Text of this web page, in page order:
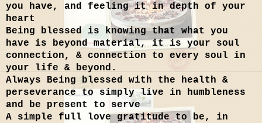
you have, and feeling it in depth of your
heart
Being blessed is knowing that what you
have is beyond material, it is your soul
connection, & connection to every soul in
your life & beyond.
Always Being blessed with the health &
perseverance to simply live in humbleness
and be present to serve
A simple full love gratitude to be, in